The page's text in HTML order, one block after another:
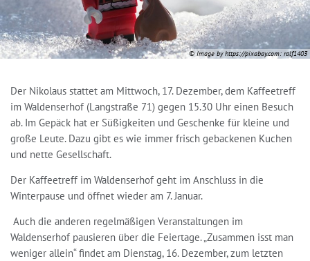
© Image by https://pixabay.com: ralf1403
Der Nikolaus stattet am Mittwoch, 17. Dezember, dem Kaffeetreff
im Waldenserhof (Langstraße 71) gegen 15.30 Uhr einen Besuch
ab. Im Gepäck hat er Süßigkeiten und Geschenke für kleine und
große Leute. Dazu gibt es wie immer frisch gebackenen Kuchen
und nette Gesellschaft.
Der Kaffeetreff im Waldenserhof geht im Anschluss in die
Winterpause und öffnet wieder am 7. Januar.
Auch die anderen regelmäßigen Veranstaltungen im
Waldenserhof pausieren über die Feiertage. „Zusammen isst man
weniger allein“ findet am Dienstag, 16. Dezember, zum letzten